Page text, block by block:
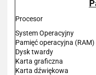
Procesor
System Operacyjny
Pamięć operacyjna (RAM)
Dysk twardy
Karta graficzna
Karta dźwiękowa